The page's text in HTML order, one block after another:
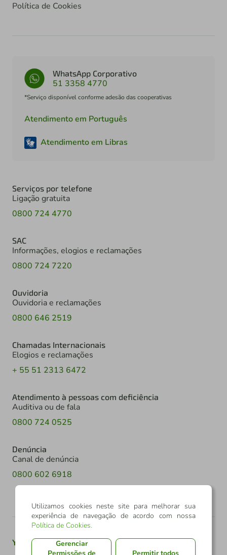
Política de Cookies
WhatsApp Corporativo
51 3358 4770
*Serviço disponível conforme adesão das cooperativas
Atendimento em Português
Atendimento em Libras
Serviços por telefone
Ligação gratuita
0800 724 4770
SAC
Informações, elogios e reclamações
0800 724 7220
Ouvidoria
Ouvidoria e reclamações
0800 646 2519
Chamadas Internacionais
Elogios e reclamações
+ 55 51 2313 6472
Atendimento à pessoas com deficiência
Auditiva ou de fala
0800 724 0525
Denúncia
Canal de denúncia
0800 602 6918
Youtube Twitter Linkedin Instagram
Utilizamos cookies neste site para melhorar sua
experiência de navegação de acordo com nossa
Política de Cookies.
Gerenciar